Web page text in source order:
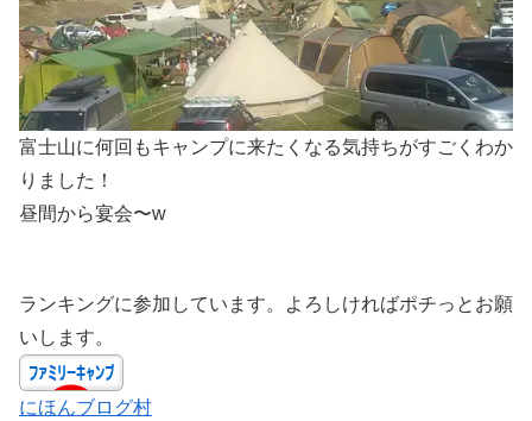
富士山に何回もキャンプに来たくなる気持ちがすごくわか
りました！
昼間から宴会〜w
ランキングに参加しています。よろしければポチっとお願
いします。
にほんブログ村